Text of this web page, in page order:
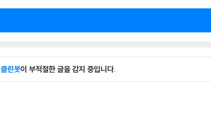
클린봇이 부적절한 글을 감지 중입니다.